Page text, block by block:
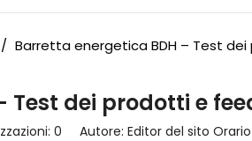
/ Barretta energetica BDH – Test
Test dei prodotti e
0 Autore: Editor del sito